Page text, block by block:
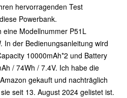
hervorragenden Test
Powerbank.
eine Modellnummer P51L
In der Bedienungsanleitung wird
10000mAh*2 und Battery
/ 74Wh / 7.4V. Ich habe die
gekauft und nachträglich
seit 13. August 2024 gelistet ist.